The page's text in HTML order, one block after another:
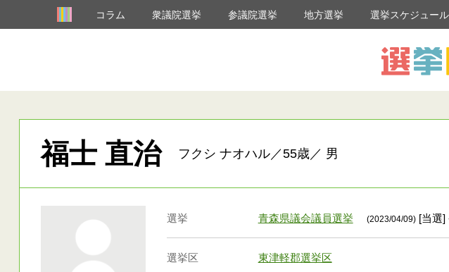
コラム 衆議院選挙 参議院選挙 地方選挙 選挙スケジュール
福士 直治 フクシ ナオハル／55歳／ 男
選挙 青森県議会議員選挙 (2023/04/09)[当選]
選挙区 東津軽郡選挙区